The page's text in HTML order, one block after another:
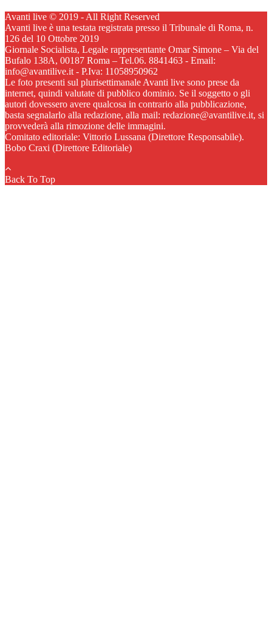
Avanti live © 2019 - All Right Reserved
Avanti live è una testata registrata presso il Tribunale di Roma, n.
126 del 10 Ottobre 2019
Giornale Socialista, Legale rappresentante Omar Simone – Via del
Bufalo 138A, 00187 Roma – Tel.06. 8841463 - Email:
info@avantilive.it - P.Iva: 11058950962
Le foto presenti sul plurisettimanale Avanti live sono prese da
internet, quindi valutate di pubblico dominio. Se il soggetto o gli
autori dovessero avere qualcosa in contrario alla pubblicazione,
basta segnalarlo alla redazione, alla mail: redazione@avantilive.it, si
provvederà alla rimozione delle immagini.
Comitato editoriale: Vittorio Lussana (Direttore Responsabile).
Bobo Craxi (Direttore Editoriale)
Back To Top